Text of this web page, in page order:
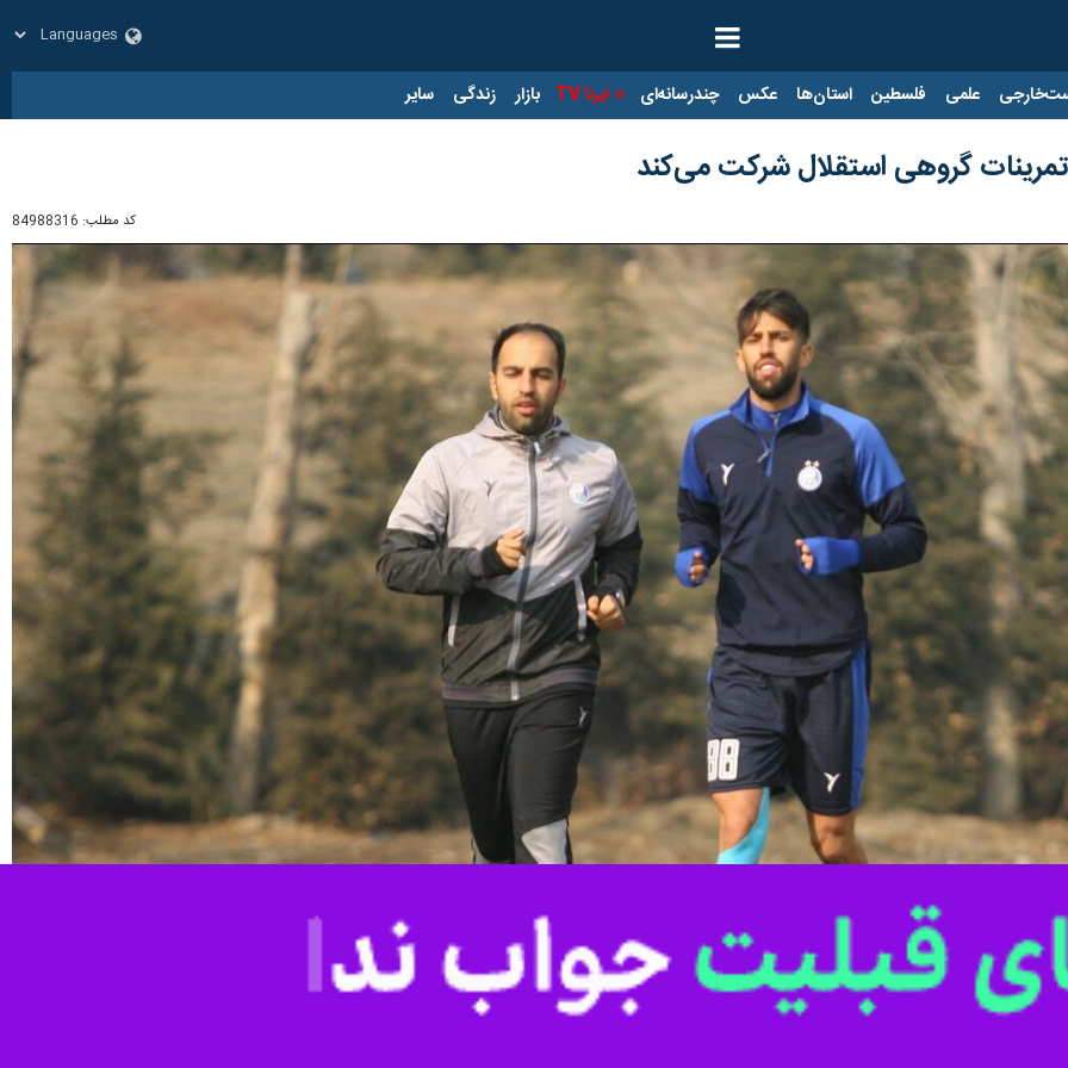
علمی فلسطین استان‌ها عکس چندرسانه‌ای ایرنا TV بازار زندگی سایر
تمرینات گروهی استقلال شرکت می‌کند
کد مطلب: 84988316